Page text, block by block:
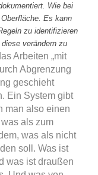
Wie bei
Es kann
zu identifizieren
verändern zu
Arbeiten „mit
Abgrenzung
geschieht
Ein System gibt
man also einen
als zum
was als nicht
soll. Was ist
was ist draußen